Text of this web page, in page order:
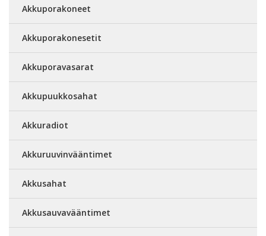
Akkuporakoneet
Akkuporakonesetit
Akkuporavasarat
Akkupuukkosahat
Akkuradiot
Akkuruuvinvääntimet
Akkusahat
Akkusauvavääntimet